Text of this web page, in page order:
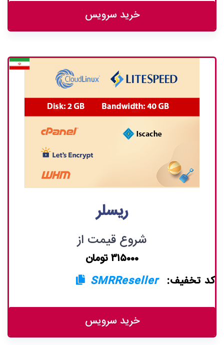
خرید سرویس
ریسلر
شروع قیمت از
۳۱۵۰۰۰ تومان
کد تخفیف: SMRReseller
خرید سرویس